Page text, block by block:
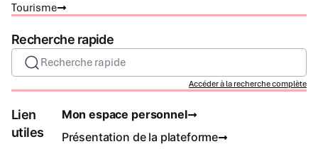
Tourisme
Recherche rapide
Recherche rapide
Accéder à la recherche complète
Lien
utiles
Mon espace personnel
Présentation de la plateforme